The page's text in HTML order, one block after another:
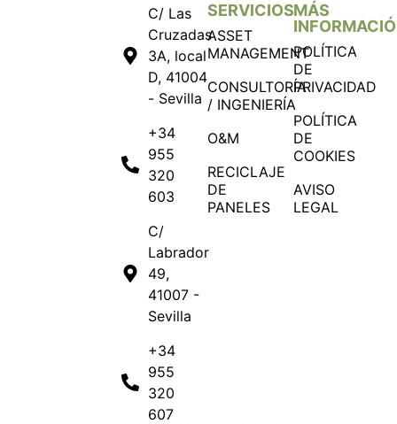
C/ Las
Cruzadas
3A, local
D, 41004
- Sevilla
+34
955
320
603
C/
Labrador
49,
41007 -
Sevilla
+34
955
320
607
SERVICIOS
ASSET
MANAGEMENT
CONSULTORÍA
/ INGENIERÍA
O&M
RECICLAJE
DE
PANELES
MÁS
POLÍTICA
DE
PRIVACIDAD
POLÍTICA
DE
COOKIES
AVISO
LEGAL